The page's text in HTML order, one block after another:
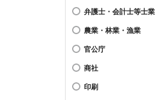
弁護士・会計士等士業
農業・林業・漁業
官公庁
商社
印刷